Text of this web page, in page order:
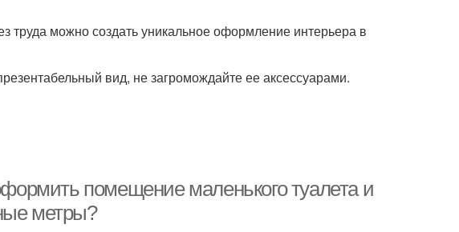
труда можно создать уникальное оформление интерьера в
вид, не загромождайте ее аксессуарами.
помещение маленького туалета и
метры?